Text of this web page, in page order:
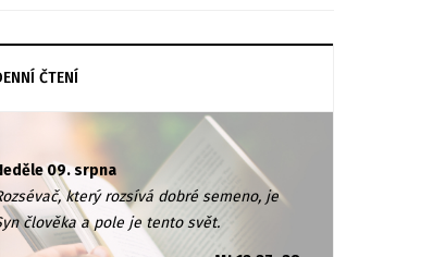
ČTENÍ
09. srpna
který rozsívá dobré semeno, je
člověka a pole je tento svět.